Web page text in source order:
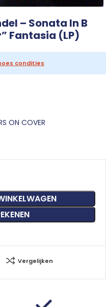
– Sonata In B
Fantasia (LP)
condities
ON COVER
Vergelijken